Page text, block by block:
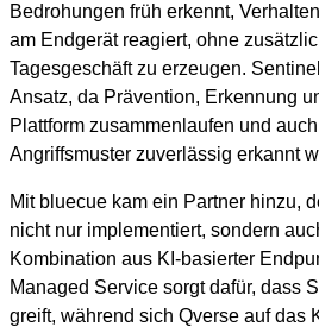
Bedrohungen früh erkennt,
am Endgerät reagiert, ohne
Tagesgeschäft zu erzeugen.
Ansatz, da Prävention, Erkennung
Plattform zusammenlaufen und
Angriffsmuster zuverlässig erkannt
Mit bluecue kam ein Partner hinzu,
nicht nur implementiert, sondern
Kombination aus KI‑basierter
Managed Service sorgt dafür, dass
greift, während sich Qverse auf das